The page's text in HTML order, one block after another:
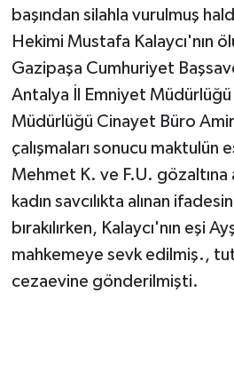
başından silahla vurulmuş
Hekimi Mustafa Kalaycı'nın
Gazipaşa Cumhuriyet
Antalya İl Emniyet Müdürlüğü
Müdürlüğü Cinayet Büro
çalışmaları sonucu maktulün
Mehmet K. ve F.U. gözaltına
kadın savcılıkta alınan
bırakılırken, Kalaycı'nın eşi
mahkemeye sevk edilmiş.,
cezaevine gönderilmişti.